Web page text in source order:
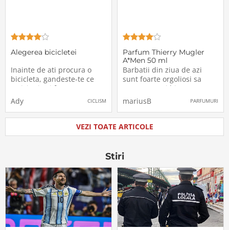
Alegerea bicicletei
Inainte de ati procura o
bicicleta, gandeste-te ce
activitati vei face cu
aceasta, deoarece exista
modele diferite, cu
proprietati diferie.Exista 4
categorii mari de biciclete:
cursiere, Mountain Bike,
Ady CICLISM
Parfum Thierry Mugler
A*Men 50 ml
Barbatii din ziua de azi
sunt foarte orgoliosi sa
arate cat mai bine, sa
atraga prin aspectul lor,
dar si prin mirosul
parfumului pe care acestia
il detin, de aceea am ales
sa achizitionez un parfum
o persistenta buna
mariusB PARFUMURI
VEZI TOATE ARTICOLE
Stiri